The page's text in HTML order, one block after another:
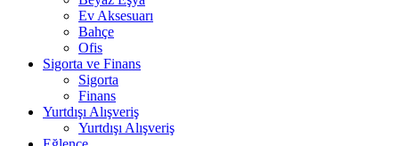
Ev Aksesuarı
Bahçe
Ofis
Sigorta ve Finans
Sigorta
Finans
Yurtdışı Alışveriş
Yurtdışı Alışveriş